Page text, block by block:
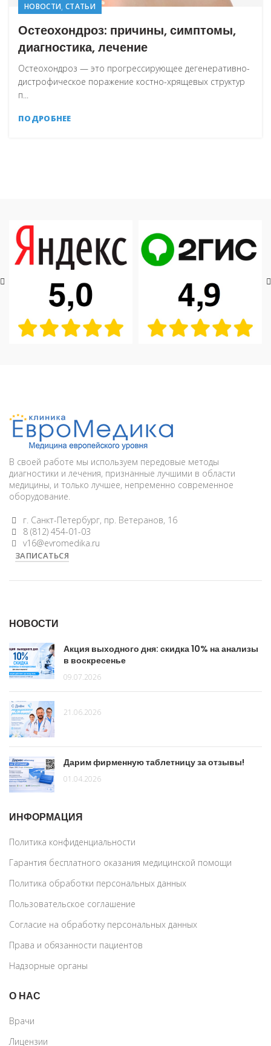
НОВОСТИ,СТАТЬИ
Остеохондроз: причины, симптомы,
диагностика, лечение
Остеохондроз — это прогрессирующее дегенеративно-
дистрофическое поражение костно-хрящевых структур
п...
ПОДРОБНЕЕ
В своей работе мы используем передовые методы
диагностики и лечения, признанные лучшими в области
медицины, и только лучшее, непременно современное
оборудование.
г. Санкт-Петербург, пр. Ветеранов, 16
8 (812) 454-01-03
v16@evromedika.ru
ЗАПИСАТЬСЯ
НОВОСТИ
Акция выходного дня: скидка 10% на анализы
в воскресенье
09.07.2026
21.06.2026
Дарим фирменную таблетницу за отзывы!
01.04.2026
ИНФОРМАЦИЯ
Политика конфиденциальности
Гарантия бесплатного оказания медицинской помощи
Политика обработки персональных данных
Пользовательское соглашение
Согласие на обработку персональных данных
Права и обязанности пациентов
Надзорные органы
О НАС
Врачи
Лицензии